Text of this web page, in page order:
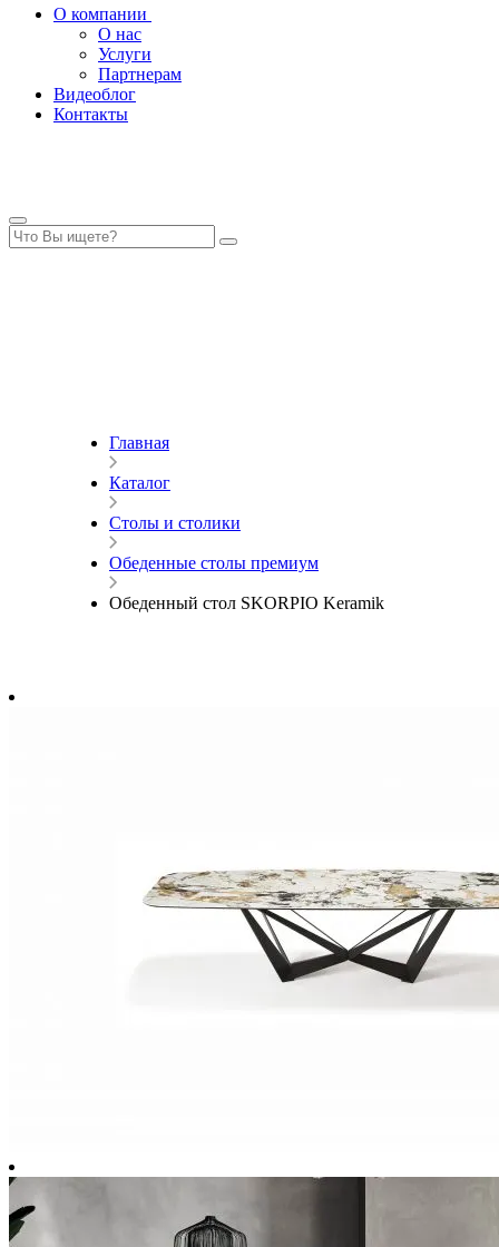
О компании
О нас
Услуги
Партнерам
Видеоблог
Контакты
Главная
Каталог
Столы и столики
Обеденные столы премиум
Обеденный стол SKORPIO Keramik